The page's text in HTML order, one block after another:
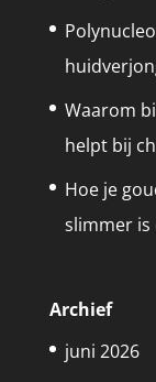
Waarom
helpt bij
Hoe je
slimmer is
Archief
juni 2026